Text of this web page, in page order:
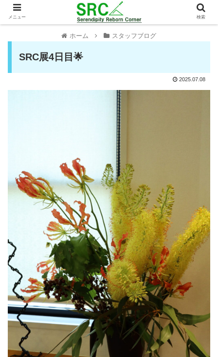
ホーム スタッフブログ
SRC展4日目🌟
2025.07.08
メニュー 検索